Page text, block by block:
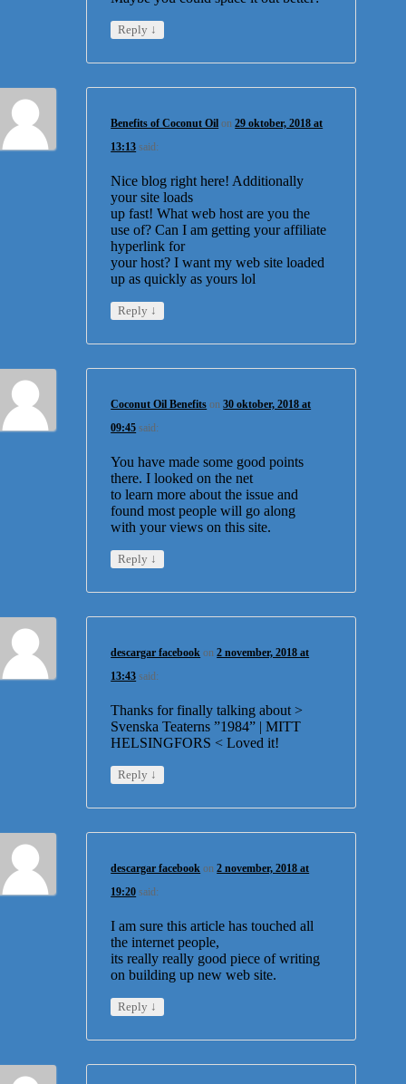
Reply ↓
Benefits of Coconut Oil on29 oktober, 2018 at
13:13 said:
Nice blog right here! Additionally
your site loads
up fast! What web host are you the
use of? Can I am getting your affiliate
hyperlink for
your host? I want my web site loaded
up as quickly as yours lol
Reply ↓
Coconut Oil Benefits on30 oktober, 2018 at
09:45 said:
You have made some good points
there. I looked on the net
to learn more about the issue and
found most people will go along
with your views on this site.
Reply ↓
descargar facebook on2 november, 2018 at
13:43 said:
Thanks for finally talking about >
Svenska Teaterns ”1984” | MITT
HELSINGFORS < Loved it!
Reply ↓
descargar facebook on2 november, 2018 at
19:20 said:
I am sure this article has touched all
the internet people,
its really really good piece of writing
on building up new web site.
Reply ↓